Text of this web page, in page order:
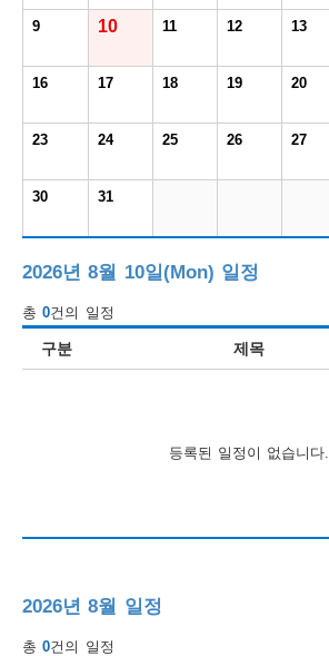
9 10 11 12 13
16 17 18 19 20
23 24 25 26 27
30 31
2026년 8월 10일(Mon) 일정
총0건의 일정
구분 제목
등록된 일정이 없습니다.
2026년 8월 일정
총0건의 일정
도
우
미